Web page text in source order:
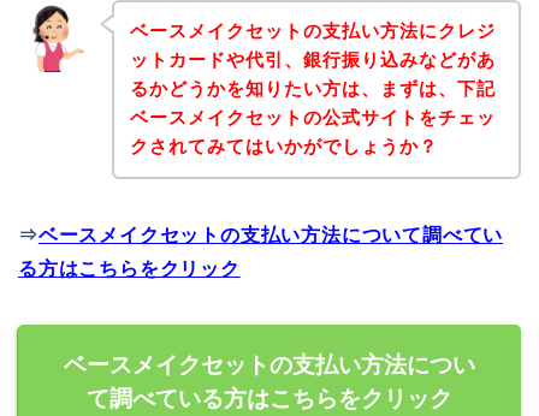
ベースメイクセットの支払い方法にクレジ
ットカードや代引、銀行振り込みなどがあ
るかどうかを知りたい方は、まずは、下記
ベースメイクセットの公式サイトをチェッ
クされてみてはいかがでしょうか？
⇒ベースメイクセットの支払い方法について調べてい
る方はこちらをクリック
ベースメイクセットの支払い方法につい
て調べている方はこちらをクリック